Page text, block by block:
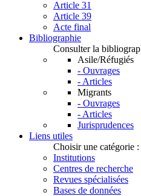
Article 31
Article 39
Acte final
Bibliographie
Consulter la
Asile/Réfugiés
- Ouvrages
- Articles
Migrants
- Ouvrages
- Articles
Jurisprudences
Liens utiles
Choisir une catégorie :
Institutions
Centres de recherche
Revues spécialisées
Bases de données